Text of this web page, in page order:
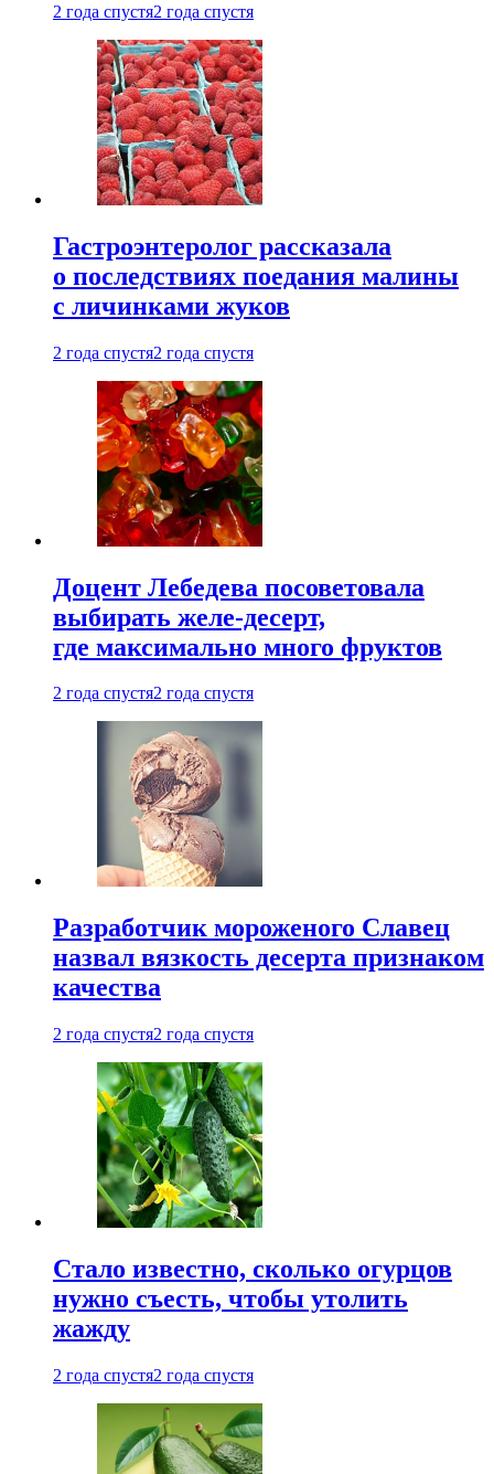
2 года спустя2 года спустя
Гастроэнтеролог рассказала
о последствиях поедания малины
с личинками жуков
2 года спустя2 года спустя
Доцент Лебедева посоветовала
выбирать желе-десерт,
где максимально много фруктов
2 года спустя2 года спустя
Разработчик мороженого Славец
назвал вязкость десерта признаком
качества
2 года спустя2 года спустя
Стало известно, сколько огурцов
нужно съесть, чтобы утолить
жажду
2 года спустя2 года спустя